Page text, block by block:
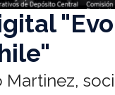
Martinez,